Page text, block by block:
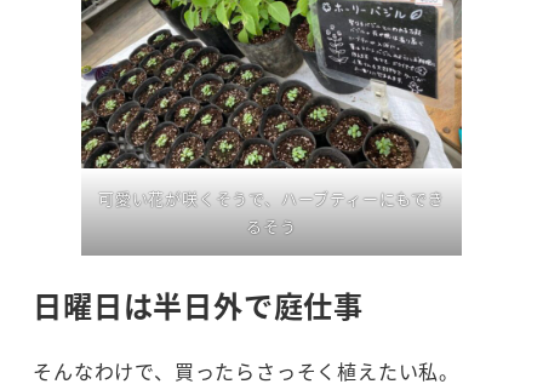
可愛い花が咲くそうで、ハーブティーにもでき
るそう
日曜日は半日外で庭仕事
そんなわけで、買ったらさっそく植えたい私。